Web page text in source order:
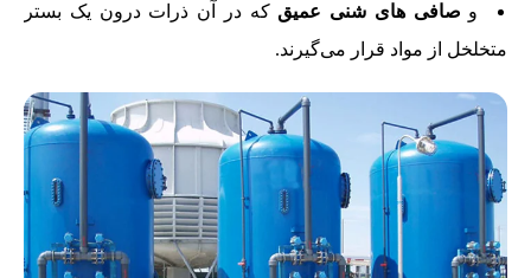
و صافی های شنی عمیق که در آن ذرات درون یک بستر
متخلخل از مواد قرار می‌گیرند.